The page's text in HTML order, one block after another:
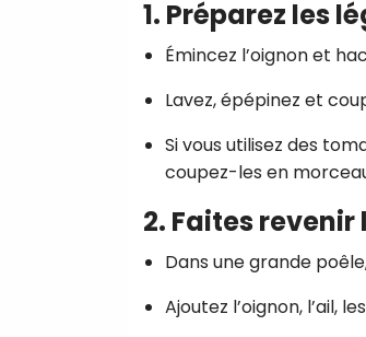
1. Préparez les
Émincez l’oignon et
Lavez, épépinez et
Si vous utilisez des
coupez-les en
2. Faites revenir
Dans une grande
Ajoutez l’oignon, l’ail,